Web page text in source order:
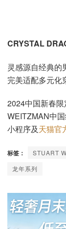
CRYSTAL
灵感源自经典的
完美适配多元化
2024中国新春
WEITZMAN中
小程序及天猫官
标签： STUART
龙年系列